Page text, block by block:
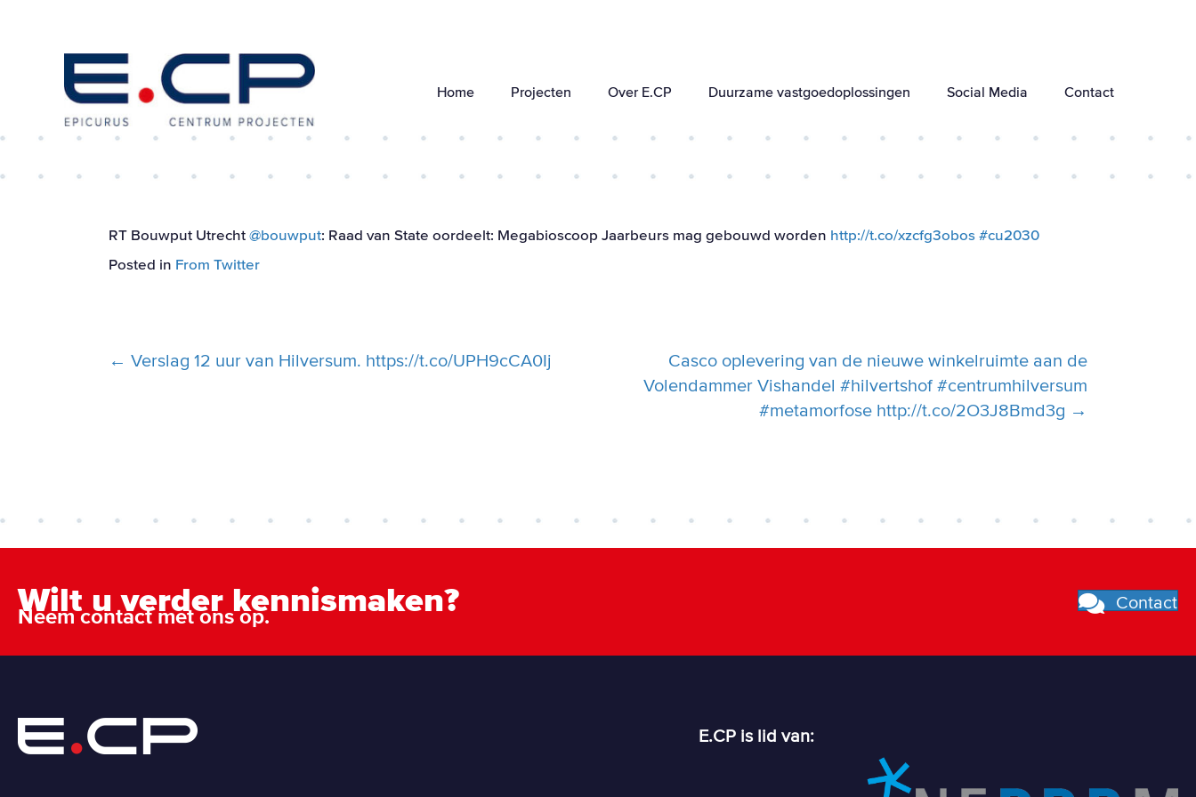
Home Projecten Over E.CP Duurzame vastgoedoplossingen Social Media Contact
RT Bouwput Utrecht @bouwput: Raad van State oordeelt: Megabioscoop Jaarbeurs mag gebouwd worden http://t.co/xzcfg3obos #cu2030
Posted in From Twitter
Posts
← Verslag 12 uur van Hilversum. https://t.co/UPH9cCA0Ij
Casco oplevering van de nieuwe winkelruimte aan de
Volendammer Vishandel #hilvertshof #centrumhilversum
#metamorfose http://t.co/2O3J8Bmd3g →
Wilt u verder kennismaken?
Neem contact met ons op.
Contact
E.CP is lid van: